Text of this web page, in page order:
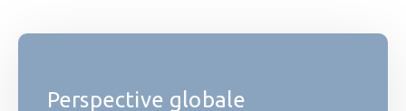
Perspective globale